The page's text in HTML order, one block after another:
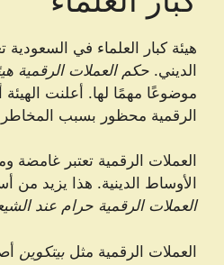
هيئة كبار العلماء في السعودية
الديني. حكم العملات الرقمية
موضوعًا مهمًا لها. أعلنت الهيئة
الرقمية محظور بسبب المخاطر
العملات الرقمية تعتبر غامضة
الأوساط الدينية. هذا يزيد من
العملات الرقمية حرام عند
العملات الرقمية مثل بيتكوين